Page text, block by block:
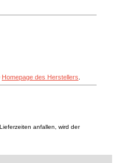
Homepage des Herstellers
anfallen, wird der